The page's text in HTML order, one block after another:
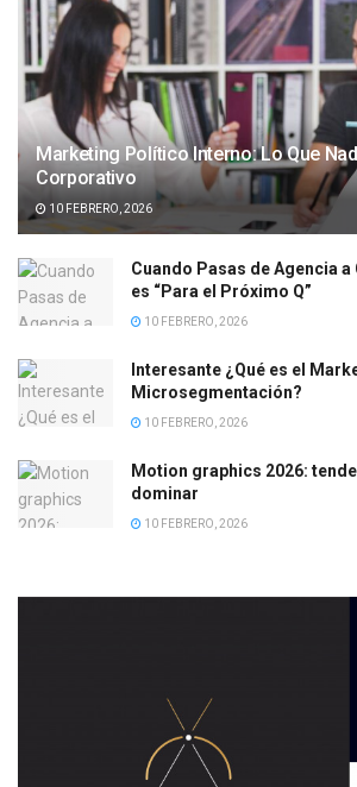
Marketing Político Interno: Lo Que
Corporativo
10 FEBRERO, 2026
Cuando Pasas de Agencia
es “Para el Próximo Q”
10 FEBRERO, 2026
Interesante ¿Qué es el
Microsegmentación?
10 FEBRERO, 2026
Motion graphics 2026:
dominar
10 FEBRERO, 2026